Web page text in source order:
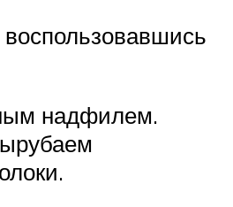
надфилем.